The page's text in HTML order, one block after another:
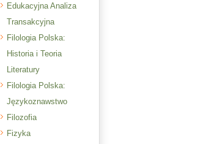
Edukacyjna Analiza
Transakcyjna
Filologia Polska:
Historia i Teoria
Literatury
Filologia Polska:
Językoznawstwo
Filozofia
Fizyka